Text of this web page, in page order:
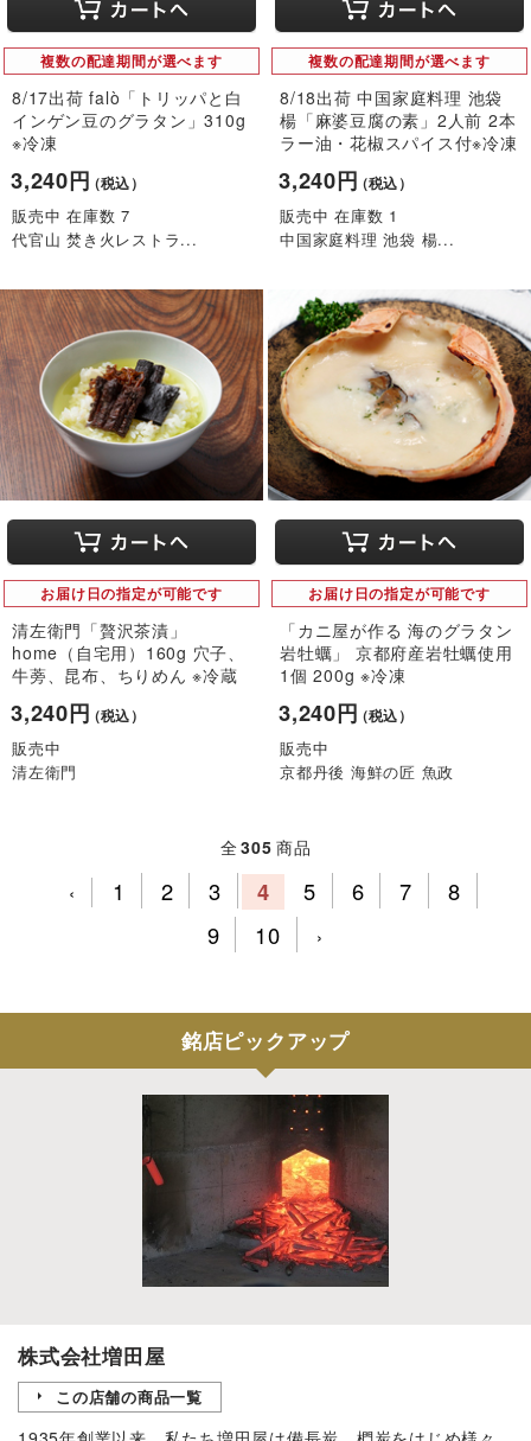
複数の配達期間が選べます
8/17出荷 falò「トリッパと白
インゲン豆のグラタン」310g
※冷凍
3,240円（税込）
販売中 在庫数 7
代官山 焚き火レストラ...
複数の配達期間が選べます
8/18出荷 中国家庭料理 池袋
楊「麻婆豆腐の素」2人前 2本
ラー油・花椒スパイス付※冷凍
3,240円（税込）
販売中 在庫数 1
中国家庭料理 池袋 楊...
お届け日の指定が可能です
清左衛門「贅沢茶漬」
home（自宅用）160g 穴子、
牛蒡、昆布、ちりめん ※冷蔵
3,240円（税込）
販売中
清左衛門
お届け日の指定が可能です
「カニ屋が作る 海のグラタン
岩牡蠣」 京都府産岩牡蠣使用
1個 200g ※冷凍
3,240円（税込）
販売中
京都丹後 海鮮の匠 魚政
全305 商品
‹ 1 2 3 4 5 6 7
8
9
10 ›
銘店ピックアップ
株式会社増田屋
この店舗の商品一覧